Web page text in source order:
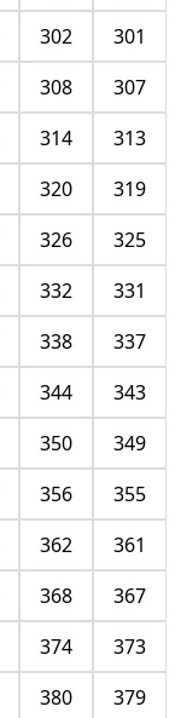
301
302
307
308
313
314
319
320
325
326
331
332
337
338
343
344
349
350
355
356
361
362
367
368
373
374
379
380